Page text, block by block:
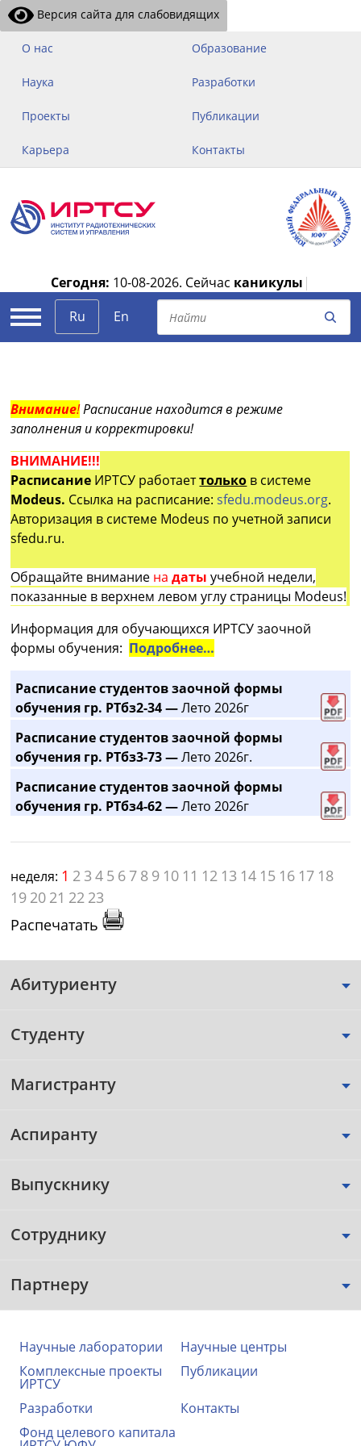
Версия сайта для слабовидящих
О нас Образование
Наука Разработки
Проекты Публикации
Карьера Контакты
Сегодня: 10-08-2026. Сейчас каникулы |
Ru
En
Внимание!Расписание находится в режиме
заполнения и корректировки!
ВНИМАНИЕ!!!
Расписание ИРТСУ работаеттолько в системе
Modeus. Ссылка на расписание:sfedu.modeus.org.
Авторизация в системе Modeus по учетной записи
sfedu.ru.
Обращайте внимание на датыучебной недели,
показанные в верхнем левом углу страницы Modeus!
Информация для обучающихся ИРТСУ заочной
формы обучения: Подробнее…
Расписание студентов заочной формы
обучения гр. РТбз2-34 —Лето 2026г
Расписание студентов заочной формы
обучения гр. РТбз3-73 —Лето 2026г.
Расписание студентов заочной формы
обучения гр. РТбз4-62 —Лето 2026г
неделя: 1 2 3 4 5 6 7 8 9 10 11 12 13 14 15 16 17 18
19 20 21 22 23
Распечатать
Абитуриенту
Студенту
Магистранту
Аспиранту
Выпускнику
Сотруднику
Партнеру
Научные лаборатории
Научные центры
Комплексные проекты
ИРТСУ
Публикации
Разработки
Контакты
Фонд целевого капитала